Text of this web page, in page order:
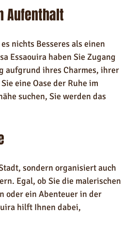
Aufenthalt
nichts Besseres als einen
Essaouira haben Sie Zugang
aufgrund ihres Charmes, ihrer
eine Oase der Ruhe im
suchen, Sie werden das
sondern organisiert auch
Egal, ob Sie die malerischen
oder ein Abenteuer in der
hilft Ihnen dabei,